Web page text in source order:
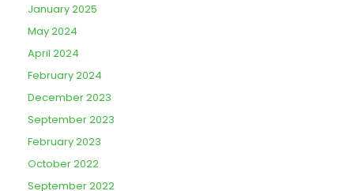
January 2025
May 2024
April 2024
February 2024
December 2023
September 2023
February 2023
October 2022
September 2022